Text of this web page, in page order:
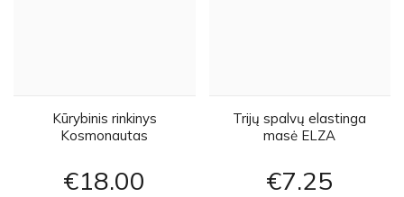
Kūrybinis rinkinys
Kosmonautas
€18 00
Trijų spalvų elastinga
masė ELZA
€7 25